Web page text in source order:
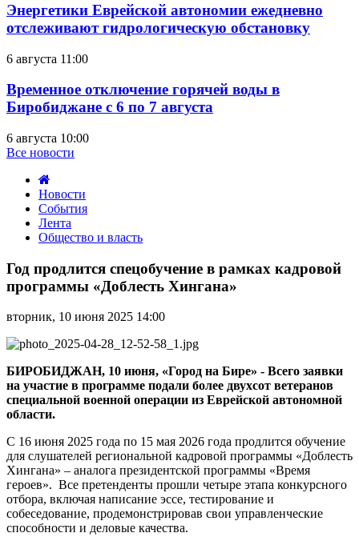
Энергетики Еврейской автономии ежедневно
отслеживают гидрологическую обстановку
6 августа 11:00
Временное отключение горячей воды в
Биробиджане с 6 по 7 августа
6 августа 10:00
Все новости
Новости
События
Лента
Общество и власть
продлится
спецобучение
в
кадровой
программы
«Доблесть
Хингана»
Год продлится спецобучение в рамках кадровой
программы «Доблесть Хингана»
вторник, 10 июня 2025 14:00
БИРОБИДЖАН, 10 июня, «Город на Бире» - Всего заявки
на участие в программе подали более двухсот ветеранов
специальной военной операции из Еврейской автономной
области.
С 16 июня 2025 года по 15 мая 2026 года продлится обучение
для слушателей региональной кадровой программы «Доблесть
Хингана» – аналога президентской программы «Время
героев». Все претенденты прошли четыре этапа конкурсного
отбора, включая написание эссе, тестирование и
собеседование, продемонстрировав свои управленческие
способности и деловые качества.